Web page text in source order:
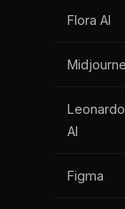
Flora AI
Leonardo
AI
Figma